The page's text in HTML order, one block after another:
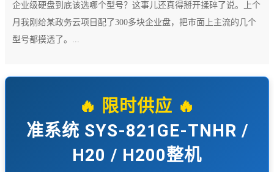
企业级硬盘到底该选哪个型号？这事儿还真得掰开揉碎了说。上个
月我刚给某政务云项目配了300多块企业盘，把市面上主流的几个
型号都摸透了。...
🔥 限时供应 🔥
准系统 SYS-821GE-TNHR /
H20 / H200整机